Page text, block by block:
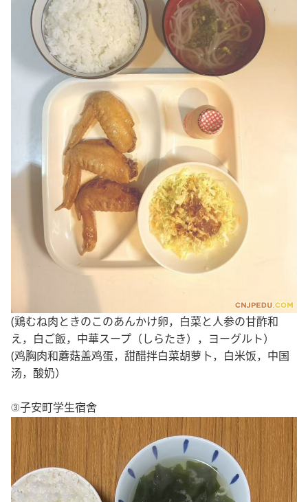
(鶏むね肉ときのこのあんかけ卵，白菜と人参の甘酢和
え，白ご飯，中華スープ（しらたき），ヨーグルト）
(鸡胸肉和蘑菇盖鸡蛋，甜醋拌白菜胡萝卜，白米饭，中国
汤，酸奶）
③子安町学生宿舍